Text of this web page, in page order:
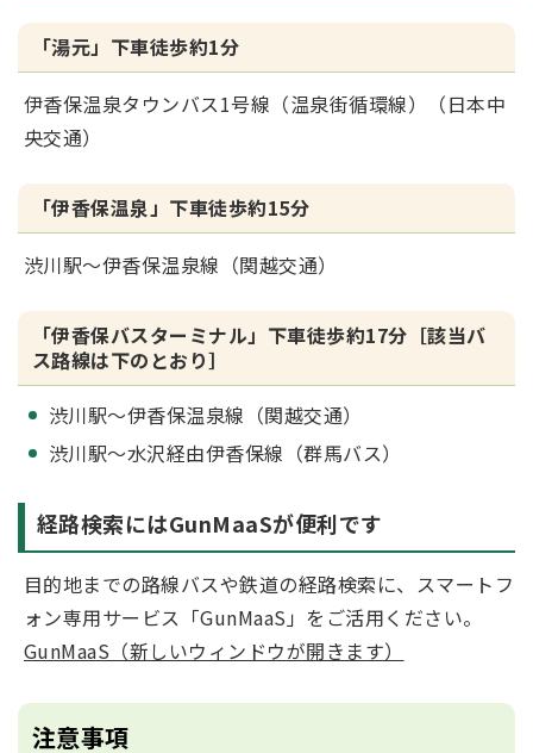
「湯元」下車徒歩約1分
伊香保温泉タウンバス1号線（温泉街循環線）（日本中
央交通）
「伊香保温泉」下車徒歩約15分
渋川駅～伊香保温泉線（関越交通）
「伊香保バスターミナル」下車徒歩約17分［該当バ
ス路線は下のとおり］
渋川駅～伊香保温泉線（関越交通）
渋川駅～水沢経由伊香保線（群馬バス）
経路検索にはGunMaaSが便利です
目的地までの路線バスや鉄道の経路検索に、スマートフ
ォン専用サービス「GunMaaS」をご活用ください。
GunMaaS（新しいウィンドウが開きます）
注意事項